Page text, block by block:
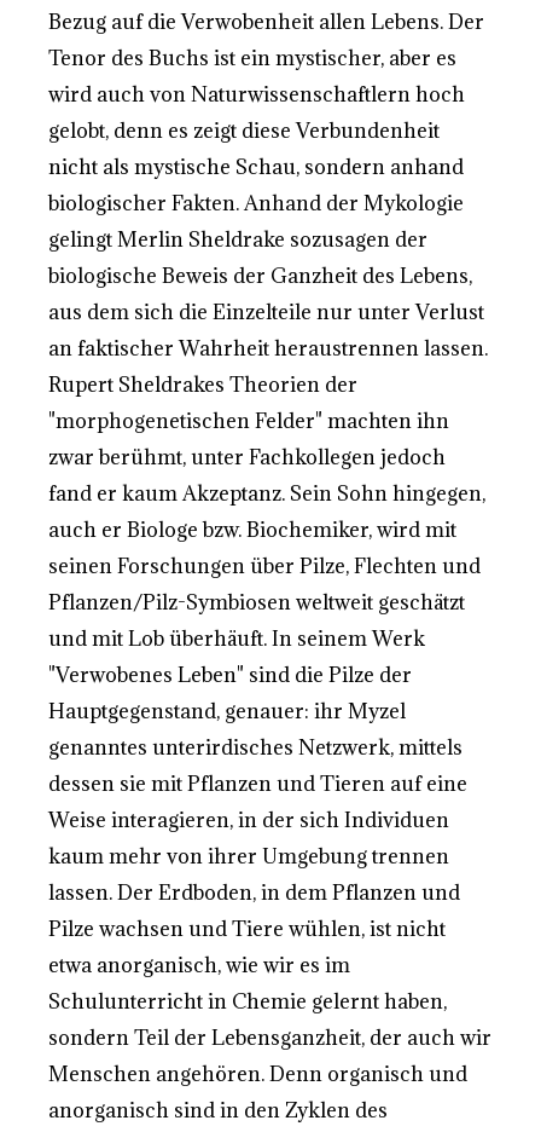
Bezug auf die Verwobenheit allen Lebens. Der
Tenor des Buchs ist ein mystischer, aber es
wird auch von Naturwissenschaftlern hoch
gelobt, denn es zeigt diese Verbundenheit
nicht als mystische Schau, sondern anhand
biologischer Fakten. Anhand der Mykologie
gelingt Merlin Sheldrake sozusagen der
biologische Beweis der Ganzheit des Lebens,
aus dem sich die Einzelteile nur unter Verlust
an faktischer Wahrheit heraustrennen lassen.
Rupert Sheldrakes Theorien der
"morphogenetischen Felder" machten ihn
zwar berühmt, unter Fachkollegen jedoch
fand er kaum Akzeptanz. Sein Sohn hingegen,
auch er Biologe bzw. Biochemiker, wird mit
seinen Forschungen über Pilze, Flechten und
Pflanzen/Pilz-Symbiosen weltweit geschätzt
und mit Lob überhäuft. In seinem Werk
"Verwobenes Leben" sind die Pilze der
Hauptgegenstand, genauer: ihr Myzel
genanntes unterirdisches Netzwerk, mittels
dessen sie mit Pflanzen und Tieren auf eine
Weise interagieren, in der sich Individuen
kaum mehr von ihrer Umgebung trennen
lassen. Der Erdboden, in dem Pflanzen und
Pilze wachsen und Tiere wühlen, ist nicht
etwa anorganisch, wie wir es im
Schulunterricht in Chemie gelernt haben,
sondern Teil der Lebensganzheit, der auch wir
Menschen angehören. Denn organisch und
anorganisch sind in den Zyklen des